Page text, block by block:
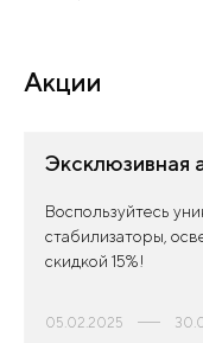
Акции
Эксклюзивная
Воспользуйтесь
стабилизаторы,
скидкой 15%!
05.02.2025